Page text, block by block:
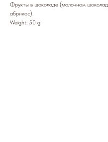
Фрукты в шоколаде (молочном
абрикос).
Weight: 50 g